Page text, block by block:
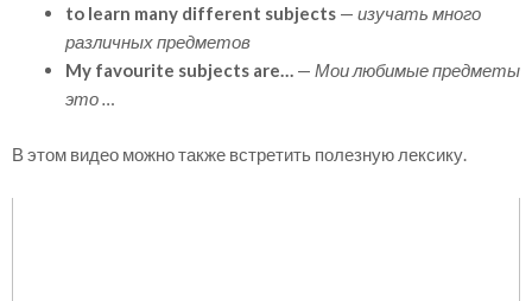
to learn many different subjects — изучать много
различных предметов
My favourite subjects are… — Мои любимые предметы
это …
В этом видео можно также встретить полезную лексику.